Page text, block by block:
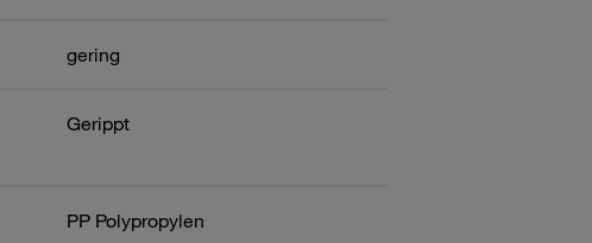
gering
Gerippt
PP Polypropylen